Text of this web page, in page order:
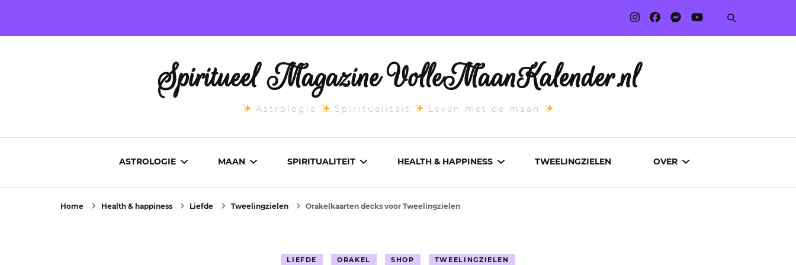
Spiritueel Magazine VolleMaanKalender.nl
Astrologie Spiritualiteit Leven met de maan
ASTROLOGIE
ASCENDANT
MAAN SPIRITUALITEIT HEALTH & HAPPINESS TWEELINGZIELEN OVER
Home Health & happiness Liefde Tweelingzielen Orakelkaarten decks voor Tweelingzielen
LIEFDE ORAKEL SHOP TWEELINGZIELEN